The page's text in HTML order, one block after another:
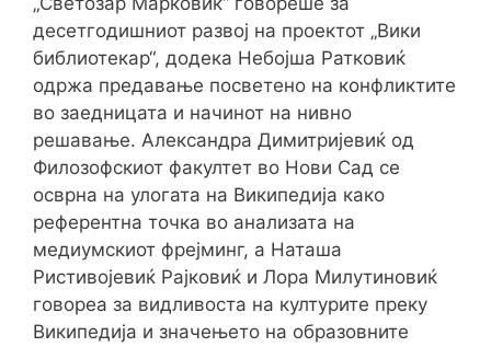
десетгодишниот развој на проектот „Вики
библиотекар“, додека Небојша Ратковиќ
одржа предавање посветено на конфликтите
во заедницата и начинот на нивно
решавање. Александра Димитријевиќ од
Филозофскиот факултет во Нови Сад се
осврна на улогата на Википедија како
референтна точка во анализата на
медиумскиот фрејминг, а Наташа
Ристивојевиќ Рајковиќ и Лора Милутиновиќ
говореа за видливоста на културите преку
Википедија и значењето на образовните